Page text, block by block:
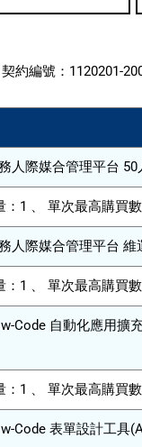
契約編號： 1120201-
人際媒合管理平台
：1 、 單次最高購買
人際媒合管理平台 維
：1 、 單次最高購買
Code 自動化應用擴
：1 、 單次最高購買
Code 表單設計工具